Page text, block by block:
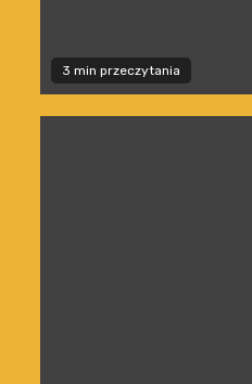
3 min przeczytania